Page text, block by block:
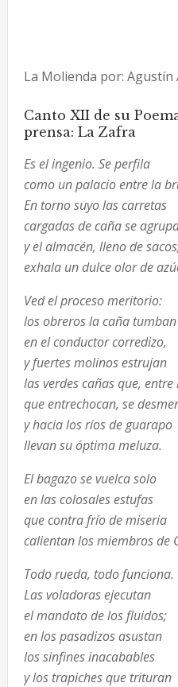
La Molienda por: Agustín
Canto XII de su
prensa: La Zafra
Es el ingenio. Se perfila
como un palacio entre la
En torno suyo las carretas
cargadas de caña se
y el almacén, lleno de
exhala un dulce olor de
Ved el proceso meritorio:
los obreros la caña tumban
en el conductor corredizo,
y fuertes molinos estrujan
las verdes cañas que,
que entrechocan, se
y hacia los ríos de guarapo
llevan su óptima meluza.
El bagazo se vuelca solo
en las colosales estufas
que contra frío de miseria
calientan los miembros de
Todo rueda, todo funciona.
Las voladoras ejecutan
el mandato de los fluidos;
en los pasadizos asustan
los sinfines inacabables
y los trapiches que trituran